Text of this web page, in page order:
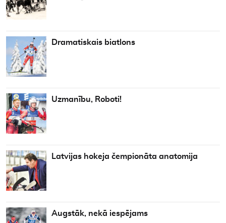
Dramatiskais biatlons
Uzmanību, Roboti!
Latvijas hokeja čempionāta anatomija
Augstāk, nekā iespējams